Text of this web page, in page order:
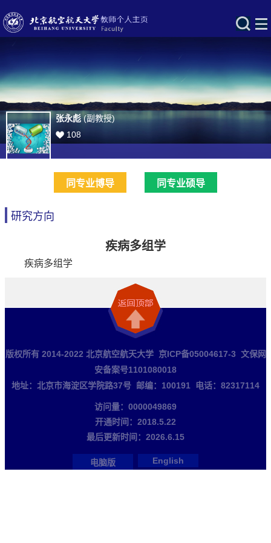
张永彪(副教授)
108
同专业博导 同专业硕导
研究方向
疾病多组学
疾病多组学
版权所有 2014-2022 北京航空航天大学 京ICP备05004617-3 文保网
安备案号1101080018
地址：北京市海淀区学院路37号 邮编：100191 电话：82317114
访问量： 0000049869
开通时间： 2018.5.22
最后更新时间： 2026.6.15
电脑版 English